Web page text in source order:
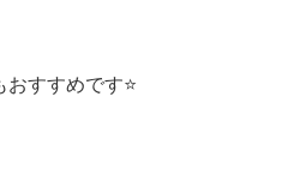
おすすめです⭐️